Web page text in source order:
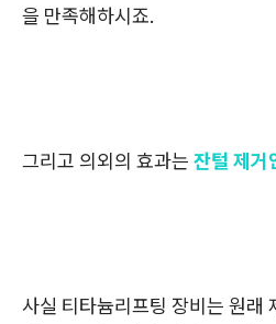
을 만족해하시죠.
그리고 의외의 효과는 잔털 제거
사실 티타늄리프팅 장비는 원래